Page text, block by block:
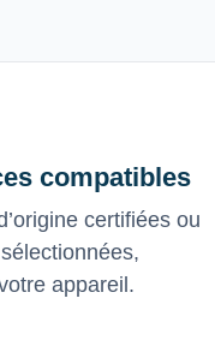
compatibles
certifiées ou
appareil.